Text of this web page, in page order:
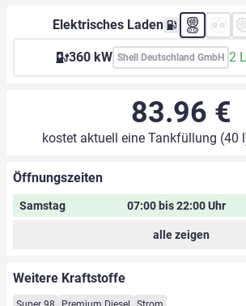
Elektrisches Laden
360 kW Shell Deutschland GmbH 2
83.96 €
kostet aktuell eine Tankfüllung (40
Öffnungszeiten
Samstag 07:00 bis 22:00 Uhr
alle zeigen
Weitere Kraftstoffe